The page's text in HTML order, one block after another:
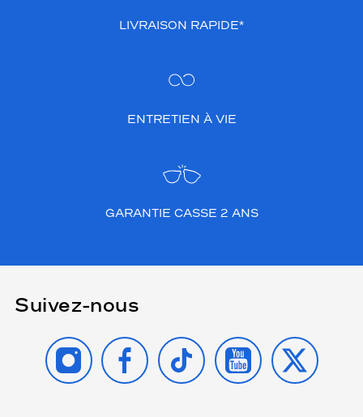
LIVRAISON RAPIDE*
ENTRETIEN À VIE
GARANTIE CASSE 2 ANS
Suivez-nous
INSTAGRAMFACEBOOK
TIKTOK YOUTUBE
X